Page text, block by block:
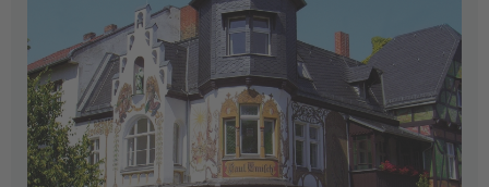
Kontakt
Schnoor Immobilien
Curtiusstraße 6, 12205 Berlin